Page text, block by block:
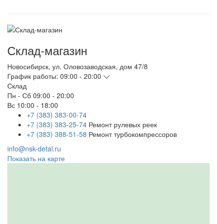
Склад-магазин
Новосибирск, ул. Оловозаводская, дом 47/8
График работы: 09:00 - 20:00
Склад
Пн - Сб 09:00 - 20:00
Вс 10:00 - 18:00
+7 (383) 383-00-74
+7 (383) 383-25-74 Ремонт рулевых реек
+7 (383) 388-51-58 Ремонт турбокомпрессоров
info@nsk-detal.ru
Показать на карте